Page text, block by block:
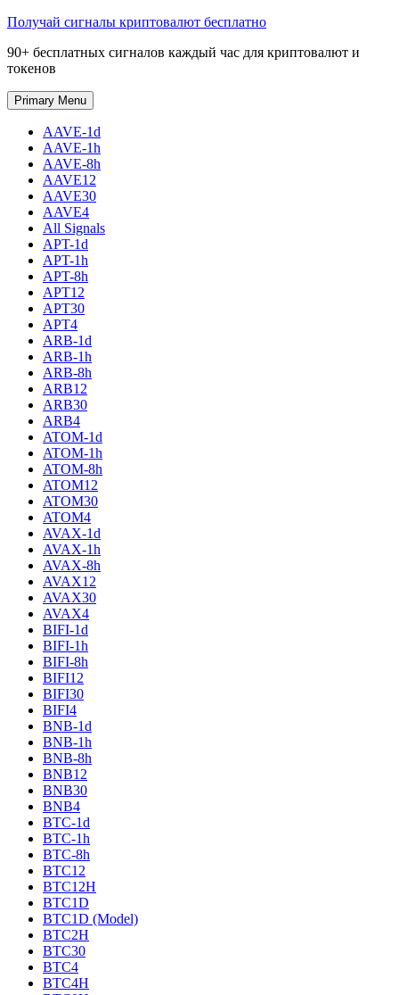
Skip
content
Получай сигналы криптовалют бесплатно
90+ бесплатных сигналов каждый час для криптовалют и
токенов
Primary Menu
AAVE-1d
AAVE-1h
AAVE-8h
AAVE12
AAVE30
AAVE4
All Signals
APT-1d
APT-1h
APT-8h
APT12
APT30
APT4
ARB-1d
ARB-1h
ARB-8h
ARB12
ARB30
ARB4
ATOM-1d
ATOM-1h
ATOM-8h
ATOM12
ATOM30
ATOM4
AVAX-1d
AVAX-1h
AVAX-8h
AVAX12
AVAX30
AVAX4
BIFI-1d
BIFI-1h
BIFI-8h
BIFI12
BIFI30
BIFI4
BNB-1d
BNB-1h
BNB-8h
BNB12
BNB30
BNB4
BTC-1d
BTC-1h
BTC-8h
BTC12
BTC12H
BTC1D
BTC1D (Model)
BTC2H
BTC30
BTC4
BTC4H